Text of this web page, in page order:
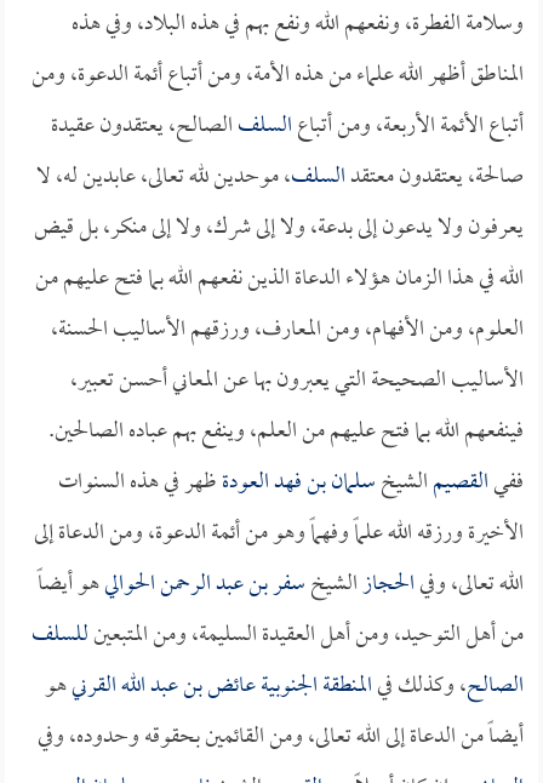
وسلامة الفطرة، ونفعهم الله ونفع بهم في هذه البلاد، وفي هذه
المناطق أظهر الله علماء من هذه الأمة، ومن أتباع أئمة الدعوة، ومن
أتباع الأئمة الأربعة، ومن أتباعالسلفالصالح، يعتقدون عقيدة
صالحة، يعتقدون معتقدالسلف، موحدين لله تعالى، عابدين له، لا
يعرفون ولا يدعون إلى بدعة، ولا إلى شرك، ولا إلى منكر، بل قيض
الله في هذا الزمان هؤلاء الدعاة الذين نفعهم الله بما فتح عليهم من
العلوم، ومن الأفهام، ومن المعارف، ورزقهم الأساليب الحسنة،
الأساليب الصحيحة التي يعبرون بها عن المعاني أحسن تعبير،
فينفعهم الله بما فتح عليهم من العلم، وينفع بهم عباده الصالحين.
ففيالقصيمالشيخسلمان بن فهد العودةظهر في هذه السنوات
الأخيرة ورزقه الله علماً وفهماً وهو من أئمة الدعوة، ومن الدعاة إلى
الله تعالى، وفيالحجازالشيخسفر بن عبد الرحمن الحواليهو أيضاً
من أهل التوحيد، ومن أهل العقيدة السليمة، ومن المتبعينللسلف
الصالح، وكذلك فيالمنطقة الجنوبيةعائض بن عبد الله القرنيهو
أيضاً من الدعاة إلى الله تعالى، ومن القائمين بحقوقه وحدوده، وفي